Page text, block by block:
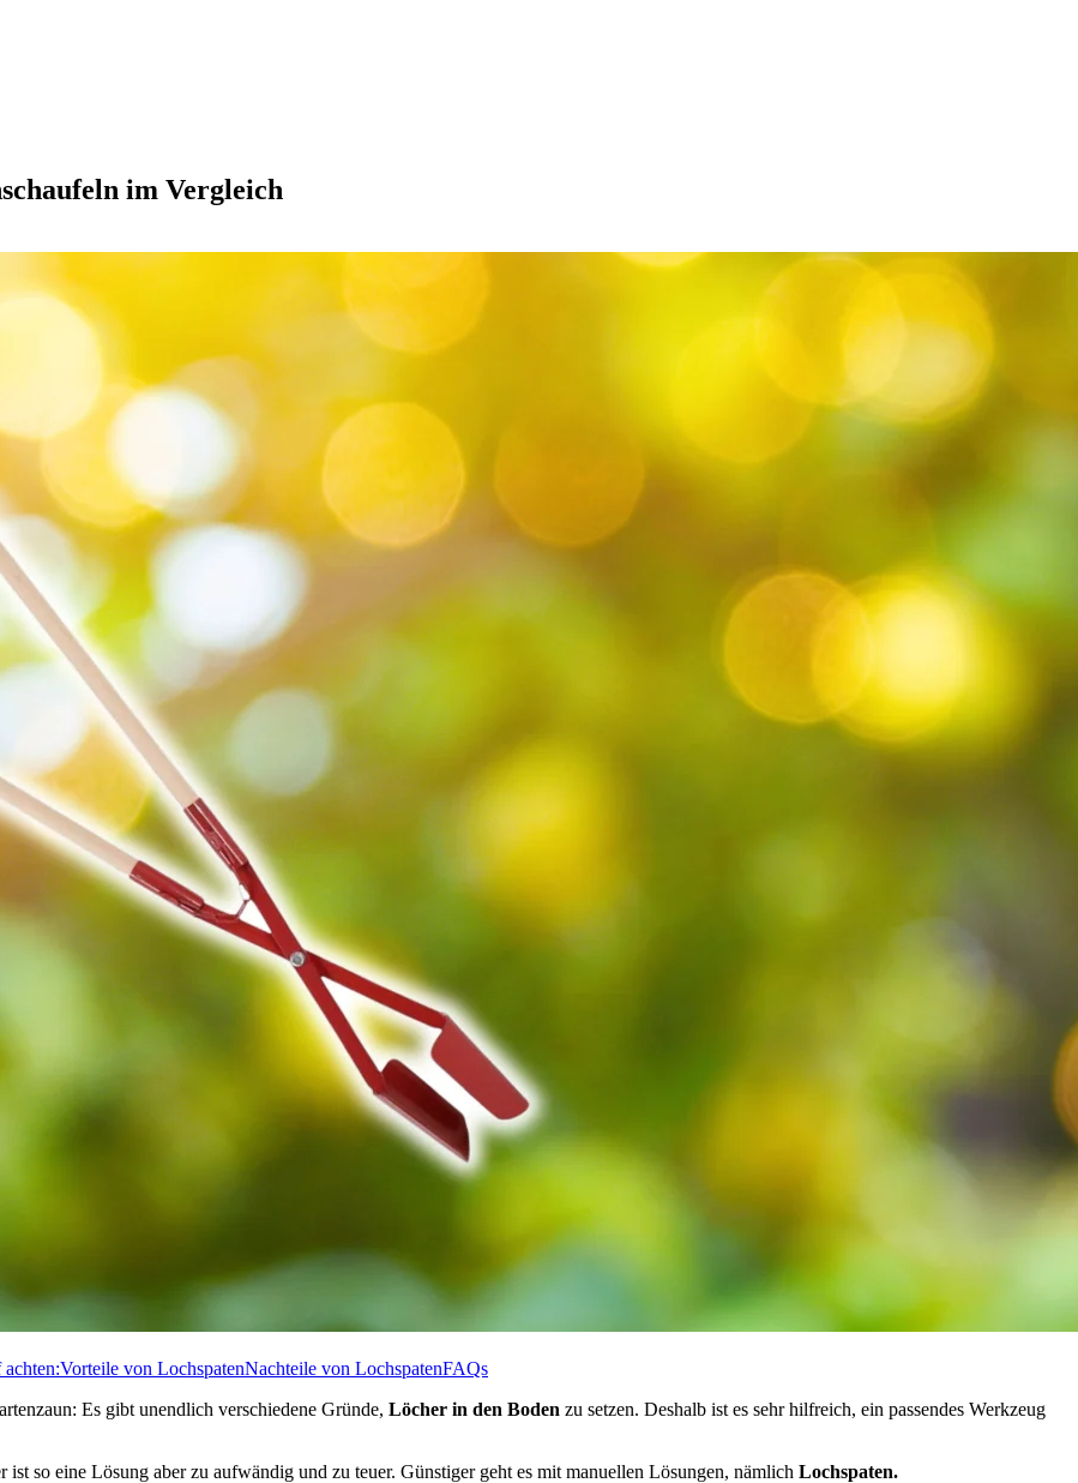
im Vergleich
Vorteile von LochspatenNachteile von LochspatenFAQs
Es gibt unendlich verschiedene Gründe, Löcher in den Boden zu setzen. Deshalb ist es sehr hilfreich, ein passendes Werkzeug
so eine Lösung aber zu aufwändig und zu teuer. Günstiger geht es mit manuellen Lösungen, nämlich Lochspaten.